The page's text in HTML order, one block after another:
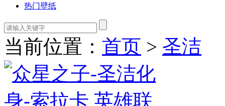
热门壁纸
当前位置： 首页 > 圣洁